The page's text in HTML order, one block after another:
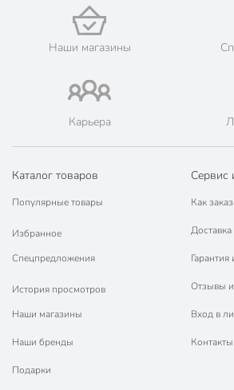
📜 Только оригинальная продукция.
Порядок - официальный
Наши магазины
Карьера
Каталог товаров
Популярные товары
Избранное
Спецпредложения
История просмотров
Наши магазины
Наши бренды
Подарки
Сервис
Как
Гарантия
Отзывы
Вход в
Контакты